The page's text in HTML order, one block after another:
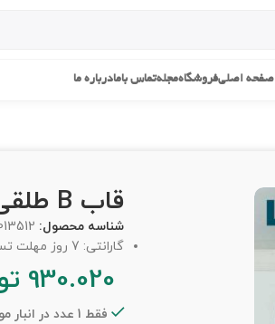
صفحه اصلیفروشگاهمجلهتماس بامادرباره ما
قاب B طلقی – لپ تاپ ایسوز UX50
شناسه محصول:
گارانتی: 7 روز مهلت تست
930.020
فقط 1 عدد در انبار موجود است